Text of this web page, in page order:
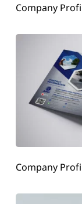
Company
Company